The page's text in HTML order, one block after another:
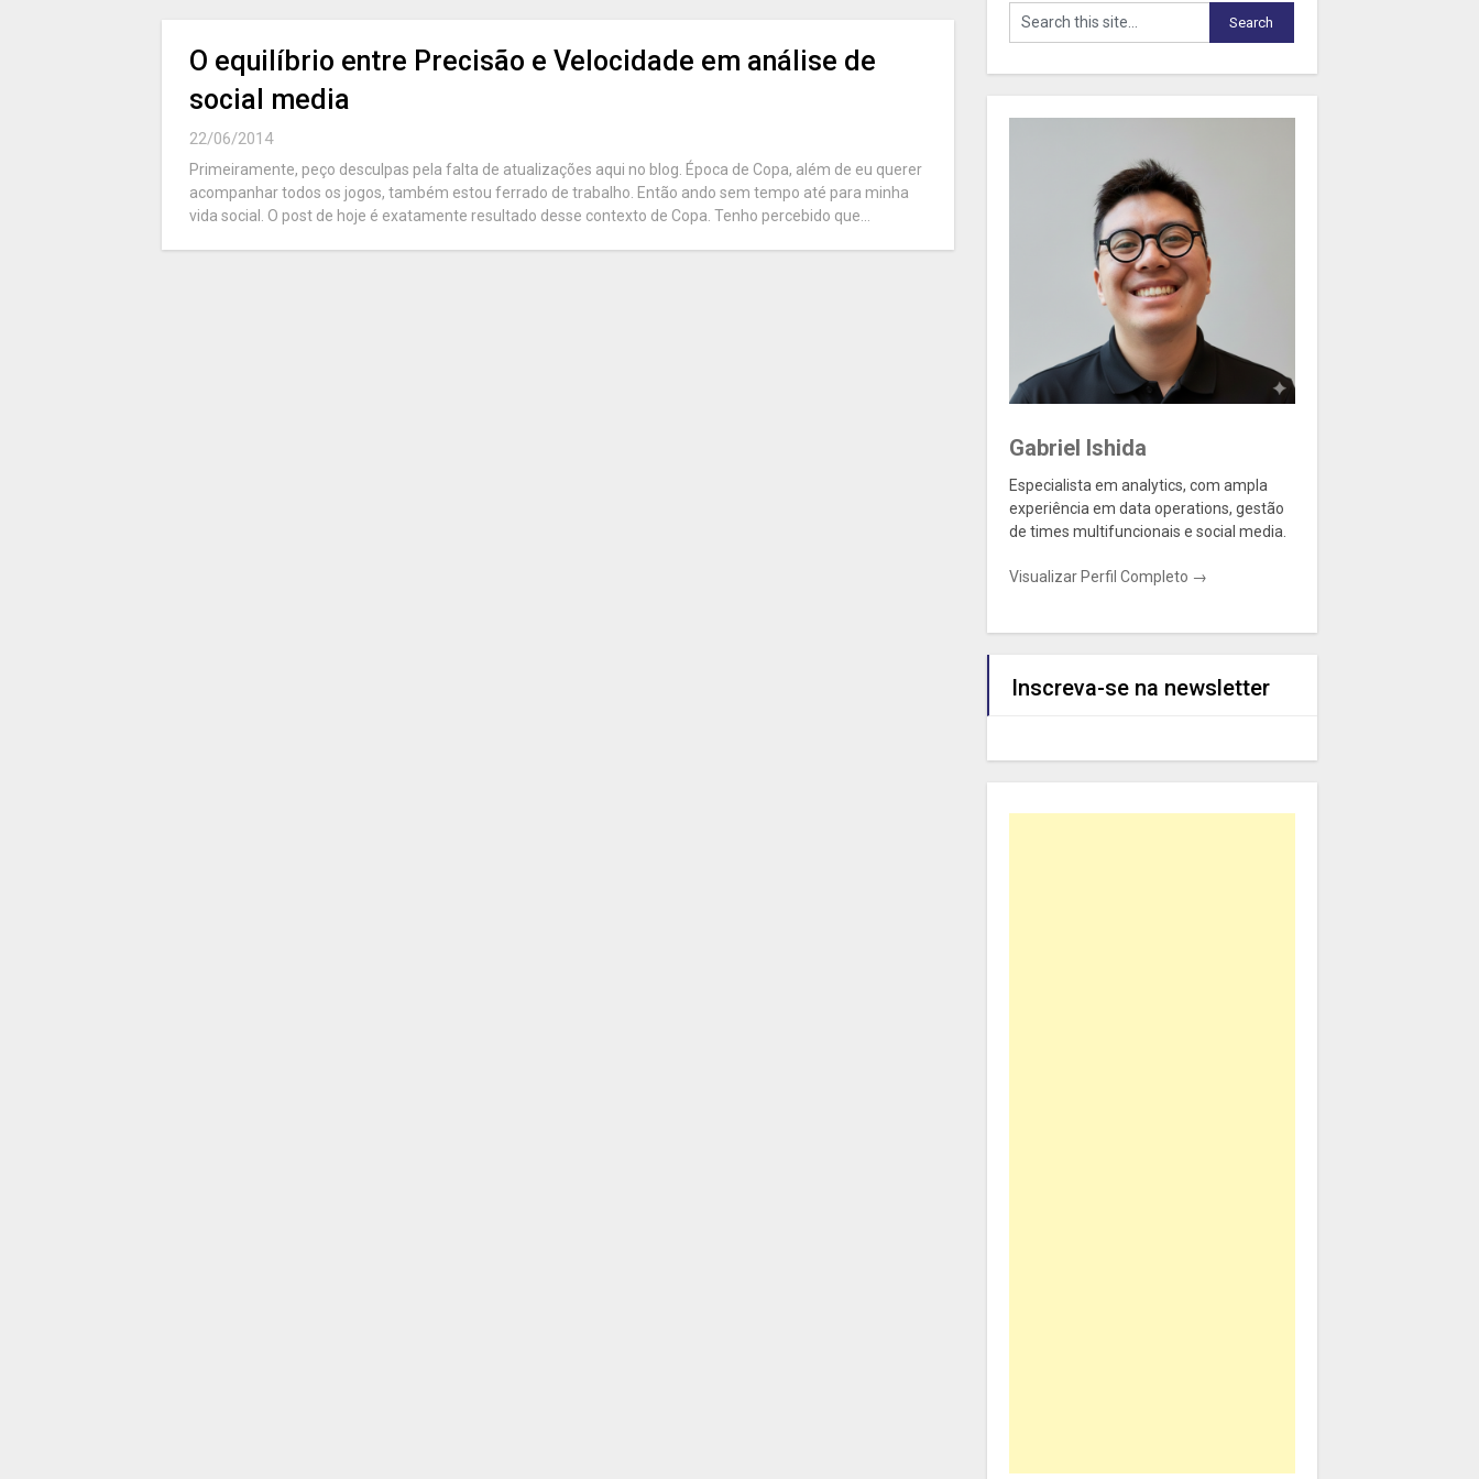
O equilíbrio entre Precisão e Velocidade em análise de
social media
22/06/2014
Primeiramente, peço desculpas pela falta de atualizações aqui no blog. Época de Copa, além de eu querer
acompanhar todos os jogos, também estou ferrado de trabalho. Então ando sem tempo até para minha
vida social. O post de hoje é exatamente resultado desse contexto de Copa. Tenho percebido que...
Gabriel Ishida
Especialista em analytics, com ampla
experiência em data operations, gestão
de times multifuncionais e social media.
Visualizar Perfil Completo →
Inscreva-se na newsletter